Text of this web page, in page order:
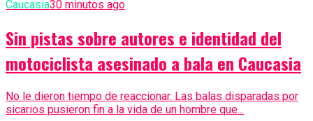
Caucasia30 minutos ago
Sin pistas sobre autores e identidad del
motociclista asesinado a bala en Caucasia
No le dieron tiempo de reaccionar. Las balas disparadas por
sicarios pusieron fin a la vida de un hombre que...